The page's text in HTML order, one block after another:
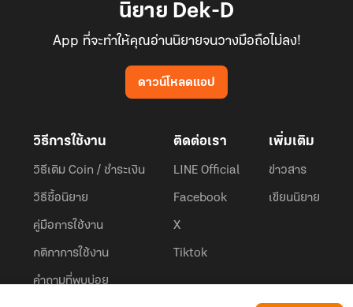
นิยาย Dek-D
App ที่จะทำให้คุณอ่านนิยายจนวางมือถือไม่ลง!
ดาวน์โหลดแอป
วิธีการใช้งาน
วิธีเติม Coin / ชำระเงิน
วิธีซื้อนิยาย
คู่มือการใช้งาน
กติกาการใช้งาน
คำถามที่พบบ่อย
ติดต่อเรา
LINE Official
Facebook
X
Tiktok
เพิ่มเติม
ข่าวสาร
เขียนนิยาย